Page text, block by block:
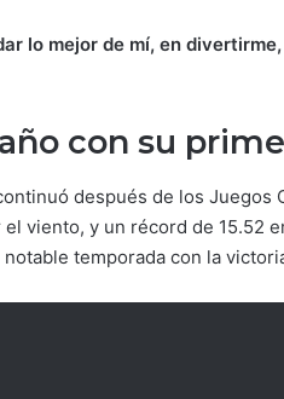
lo mejor de mí, en
con su
después de los Juegos
viento, y un récord de 15.52
temporada con la